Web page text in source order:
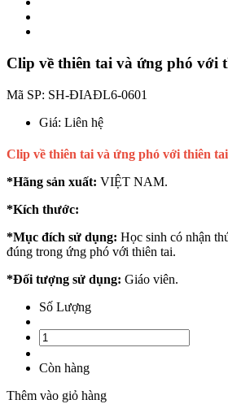
Clip về thiên tai và ứng phó với
Mã SP: SH-ĐIAĐL6-0601
Giá: Liên hệ
Clip về thiên tai và ứng phó với thiên
*Hãng sản xuất: VIỆT NAM.
*Kích thước:
*Mục đích sử dụng: Học sinh có nhận
đúng trong ứng phó với thiên tai.
*Đối tượng sử dụng: Giáo viên.
Số Lượng
Còn hàng
Thêm vào giỏ hàng